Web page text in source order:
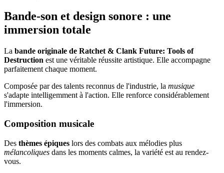
Bande-son et design sonore : une
immersion totale
La bande originale de Ratchet & Clank Future: Tools of
Destruction est une véritable réussite artistique. Elle accompagne
parfaitement chaque moment.
Composée par des talents reconnus de l'industrie, la musique
s'adapte intelligemment à l'action. Elle renforce considérablement
l'immersion.
Composition musicale
Des thèmes épiques lors des combats aux mélodies plus
mélancoliques dans les moments calmes, la variété est au rendez-
vous.